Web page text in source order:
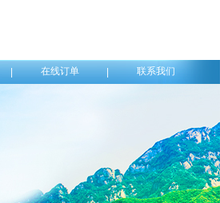
在线订单 联系我们